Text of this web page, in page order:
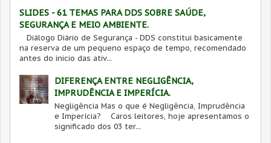
SLIDES - 61 TEMAS PARA DDS SOBRE SAÚDE,
SEGURANÇA E MEIO AMBIENTE.
Diálogo Diário de Segurança - DDS constitui basicamente
na reserva de um pequeno espaço de tempo, recomendado
antes do inicio das ativ...
DIFERENÇA ENTRE NEGLIGÊNCIA,
IMPRUDÊNCIA E IMPERÍCIA.
Negligência Mas o que é Negligência, Imprudência
e Imperícia? Caros leitores, hoje apresentamos o
significado dos 03 ter...